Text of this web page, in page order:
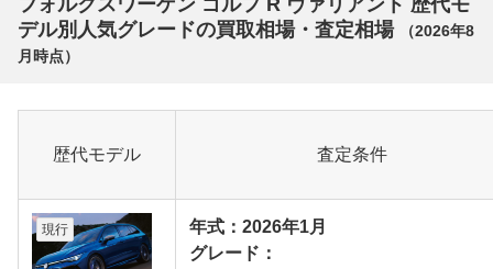
フォルクスワーゲン ゴルフ R ヴァリアント 歴代モ
デル別人気グレードの買取相場・査定相場
（2026年8
月 時点）
歴代モデル 査定条件
現行
年式：2026年1月
グレード：